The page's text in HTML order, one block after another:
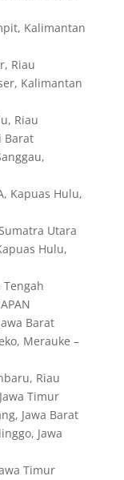
Kalimantan
Riau
Kalimantan
Riau
Barat
Kapuas Hulu,
Utara
Hulu,
Tengah
Barat
Merauke –
Riau
Timur
Jawa Barat
Jawa
Timur